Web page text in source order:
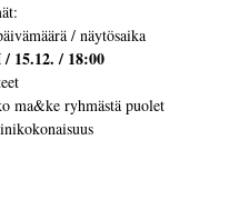
/ näytösaika
15.12. / 18:00
ma&ke ryhmästä puolet